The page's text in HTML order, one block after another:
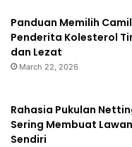
Panduan Memilih
Penderita Kolesterol
dan Lezat
March 22, 2026
Rahasia Pukulan
Sering Membuat
Sendiri